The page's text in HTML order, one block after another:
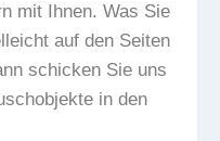
mit Ihnen. Was Sie
auf den Seiten
schicken Sie uns
in den